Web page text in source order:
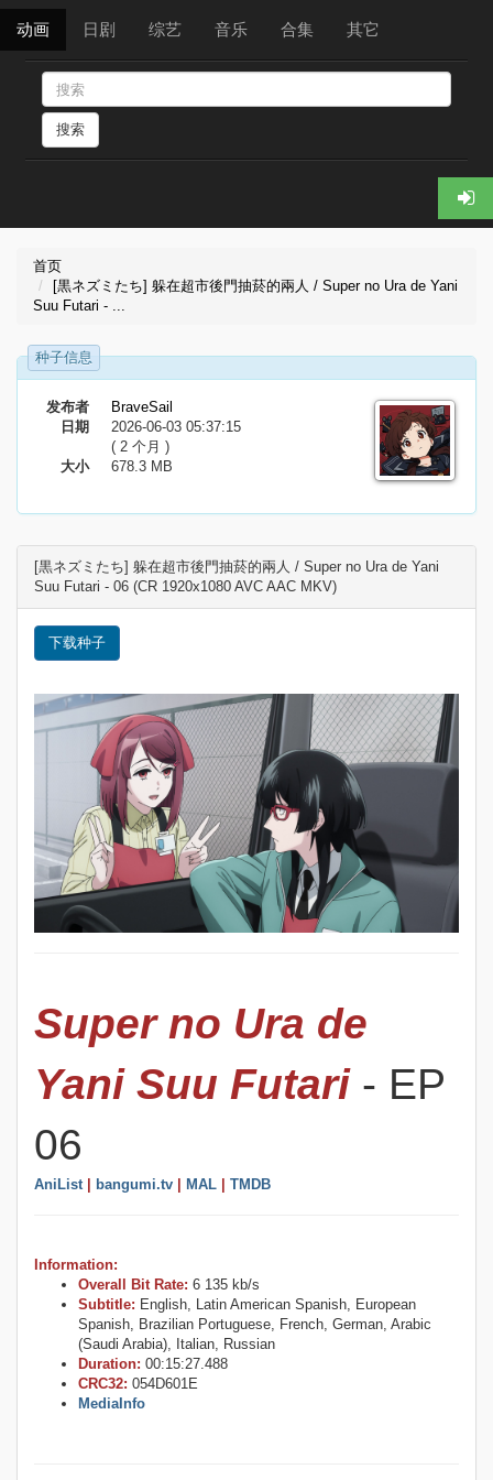
动画 日剧 综艺 音乐 合集 其它
搜索
首页
[黒ネズミたち] 躲在超市後門抽菸的兩人 / Super no Ura de Yani
Suu Futari - ...
种子信息
发布者
BraveSail
日期
2026-06-03 05:37:15
( 2 个月 )
大小
678.3 MB
[黒ネズミたち] 躲在超市後門抽菸的兩人 / Super no Ura de Yani
Suu Futari - 06 (CR 1920x1080 AVC AAC MKV)
下载种子
Super no Ura de
Yani Suu Futari- EP
06
AniList| bangumi.tv MAL TMDB
Information:
Overall Bit Rate: 6 135 kb/s
Subtitle: English, Latin American Spanish, European
Spanish, Brazilian Portuguese, French, German, Arabic
(Saudi Arabia), Italian, Russian
Duration: 00:15:27.488
CRC32: 054D601E
MediaInfo